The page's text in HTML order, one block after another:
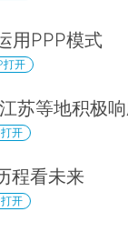
用PPP模式
打开
苏等地积极
开
程看未来
开